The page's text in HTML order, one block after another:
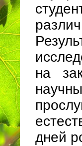
на
дней